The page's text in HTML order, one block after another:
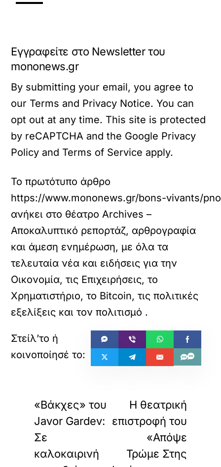
Εγγραφείτε στο Newsletter του
mononews.gr
By submitting your email, you agree to
our Terms and Privacy Notice. You can
opt out at any time. This site is protected
by reCAPTCHA and the Google Privacy
Policy and Terms of Service apply.
Το πρωτότυπο άρθρο
https://www.mononews.gr/bons-vivants/
ανήκει στο θέατρο Archives –
Αποκαλυπτικό ρεπορτάζ, αρθρογραφία
και άμεση ενημέρωση, με όλα τα
τελευταία νέα και ειδήσεις για την
Οικονομία, τις Επιχειρήσεις, το
Χρηματιστήριο, το Bitcoin, τις πολιτικές
εξελίξεις και τον πολιτισμό .
«Βάκχες» του
Javor Gardev:
Σε
καλοκαιρινή
H θεατρική
επιστροφή του
«Απόψε
Τρώμε Στης